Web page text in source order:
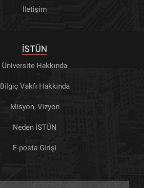
İletişim
İSTÜN
Üniversite Hakkında
Bilgiç Vakfı Hakkında
Misyon, Vizyon
Neden İSTÜN
E-posta Girişi